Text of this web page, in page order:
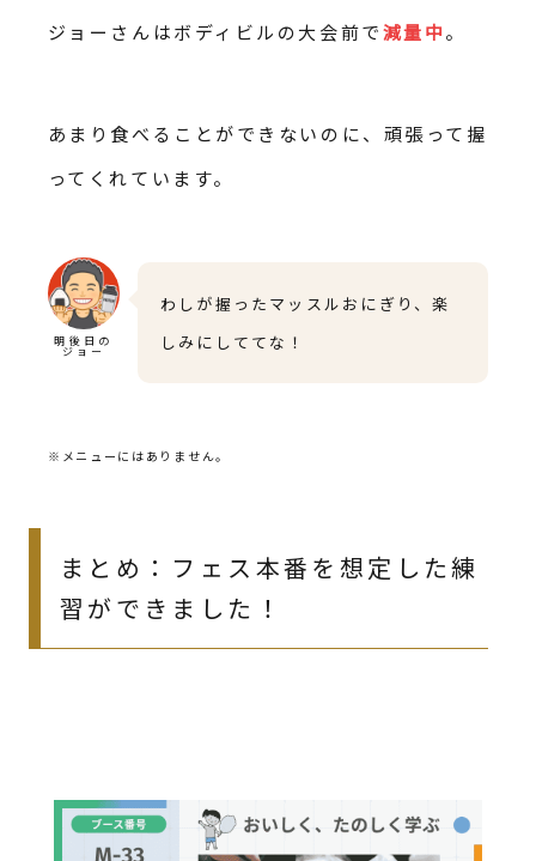
ジョーさんはボディビルの大会前で減量中。
あまり食べることができないのに、頑張って握
ってくれています。
明後日の
ジョー
わしが握ったマッスルおにぎり、楽
しみにしててな！
※メニューにはありません。
まとめ：フェス本番を想定した練
習ができました！